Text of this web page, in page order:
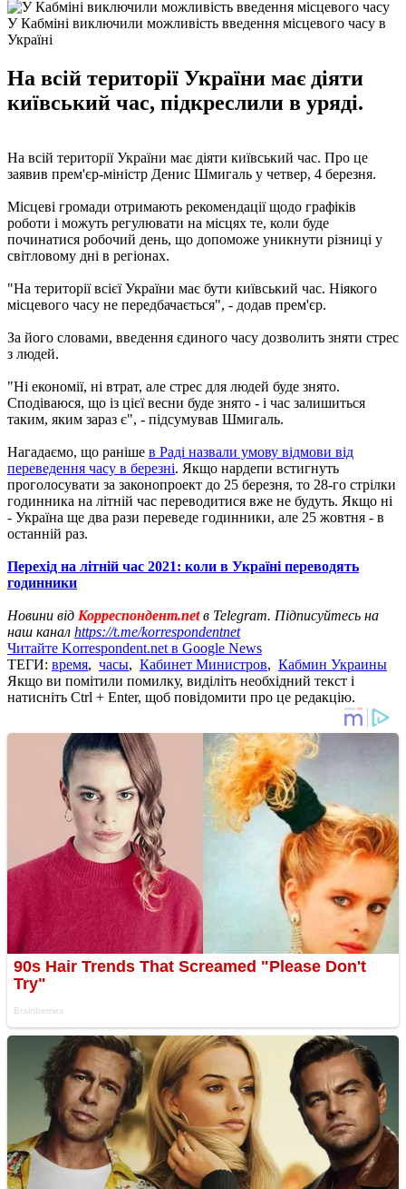
У Кабміні виключили можливість введення місцевого часу в
Україні
На всій території України має діяти
київський час, підкреслили в уряді.
На всій території України має діяти київський час. Про це
заявив прем'єр-міністр Денис Шмигаль у четвер, 4 березня.
Місцеві громади отримають рекомендації щодо графіків
роботи і можуть регулювати на місцях те, коли буде
починатися робочий день, що допоможе уникнути різниці у
світловому дні в регіонах.
"На території всієї України має бути київський час. Ніякого
місцевого часу не передбачається", - додав прем'єр.
За його словами, введення єдиного часу дозволить зняти стрес
з людей.
"Ні економії, ні втрат, але стрес для людей буде знято.
Сподіваюся, що із цієї весни буде знято - і час залишиться
таким, яким зараз є", - підсумував Шмигаль.
Нагадаємо, що раніше в Раді назвали умову відмови від
переведення часу в березні. Якщо нардепи встигнуть
проголосувати за законопроект до 25 березня, то 28-го стрілки
годинника на літній час переводитися вже не будуть. Якщо ні
- Україна ще два рази переведе годинники, але 25 жовтня - в
останній раз.
Перехід на літній час 2021: коли в Україні переводять
годинники
Новини від Корреспондент.netв Telegram. Підписуйтесь на
наш канал https://t.me/korrespondentnet
Читайте Korrespondent.net в Google News
ТЕГИ: время, часы, Кабинет Министров, Кабмин Украины
Якщо ви помітили помилку, виділіть необхідний текст і
натисніть Ctrl + Enter, щоб повідомити про це редакцію.